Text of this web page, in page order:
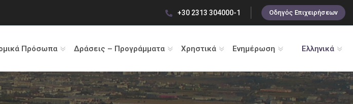
+30 2313 304000-1 Οδηγός Επιχειρήσεων
Πρόσωπα Δράσεις – Προγράμματα Χρηστικά Ενημέρωση Ελληνικά